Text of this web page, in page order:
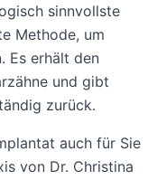
sinnvollste
Methode, um
Es erhält den
und gibt
zurück.
auch für Sie
von Dr. Christina